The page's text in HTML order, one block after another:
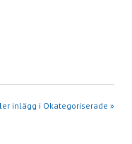
inlägg i Okategoriserade »